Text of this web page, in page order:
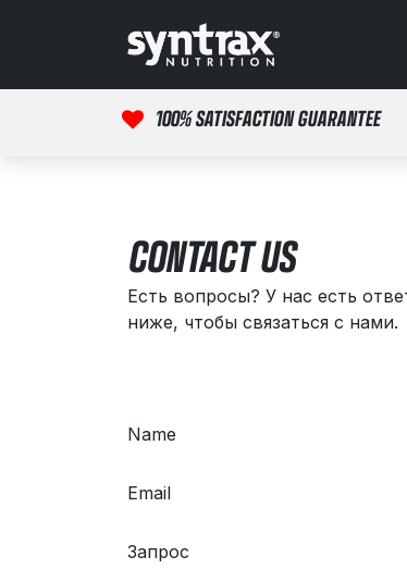
100% SATISFACTION GUARANTEE
CONTACT US
Есть вопросы? У нас есть
ниже, чтобы связаться с нами.
Name
Email
Запрос